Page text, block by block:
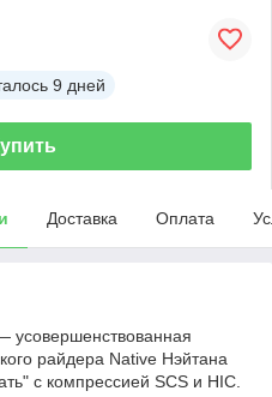
9 дней
Доставка Оплата
усовершенствованная
райдера Native Нэйтана
с компрессией SCS и HIC.